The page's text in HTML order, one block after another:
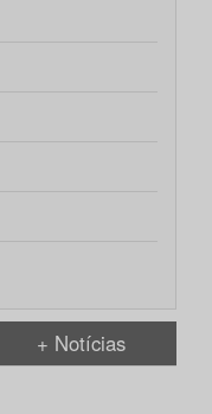
+ Notícias